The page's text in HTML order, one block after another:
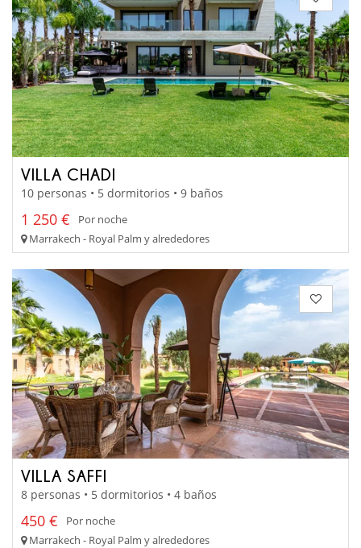
VILLA CHADI
10 personas • 5 dormitorios • 9 baños
1 250 €
Por noche
Marrakech - Royal Palm y alrededores
VILLA SAFFI
8 personas • 5 dormitorios • 4 baños
450 €
Por noche
Marrakech - Royal Palm y alrededores